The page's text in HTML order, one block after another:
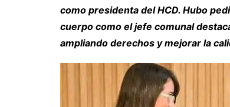
como presidenta del HCD. Hubo
cuerpo como el jefe comunal
ampliando derechos y mejorar la